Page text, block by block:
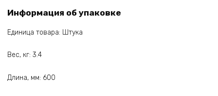
Информация об упаковке
Единица товара: Штука
Вес, кг: 3.4
Длина, мм: 600